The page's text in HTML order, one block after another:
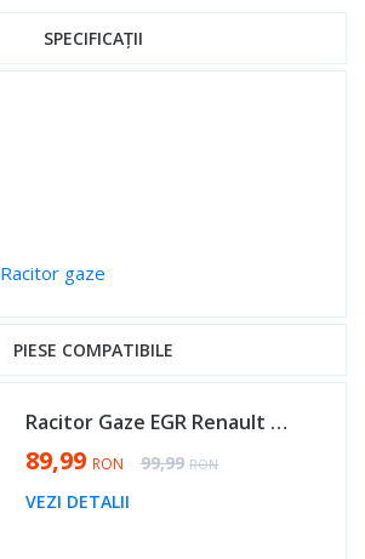
SPECIFICAȚII
Racitor gaze
PIESE COMPATIBILE
Racitor Gaze EGR Renault Modus 1.5 DCI 2005 - 2012 Cod 8200729079 [N2215]
Special Price
89,99 RON Regular Price
99,99 RON
VEZI DETALII